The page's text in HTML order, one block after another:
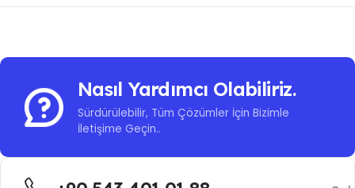
Nasıl Yardımcı Olabiliriz.
Sürdürülebilir, Tüm Çözümler İçin Bizimle
İletişime Geçin..